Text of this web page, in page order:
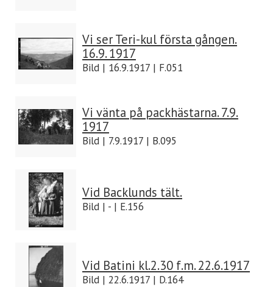
Vi ser Teri-kul första gången.
16.9. 1917
Bild | 16.9.1917 | F.051
Vi vänta på packhästarna. 7.9.
1917
Bild | 7.9.1917 | B.095
Vid Backlunds tält.
Bild | - | E.156
Vid Batini kl.2.30 f.m. 22.6.1917
Bild | 22.6.1917 | D.164